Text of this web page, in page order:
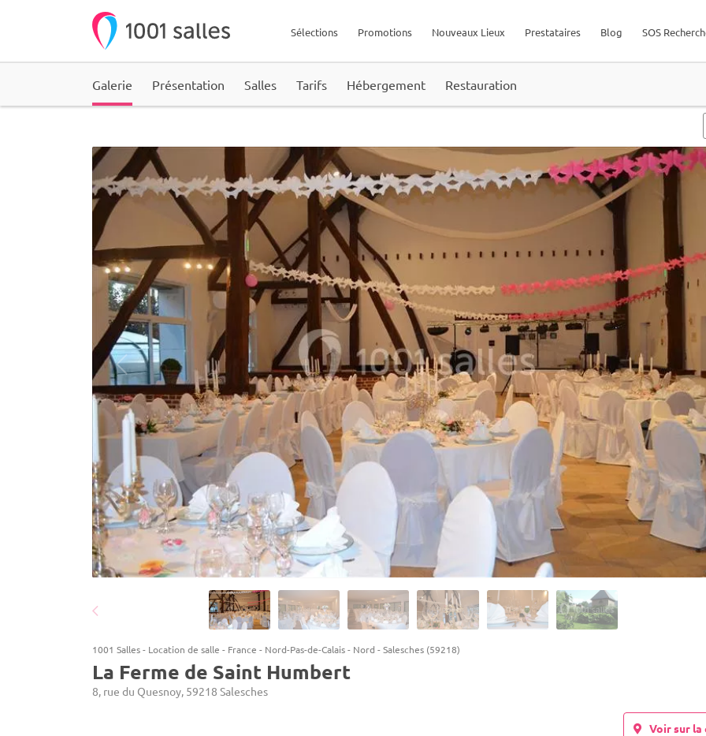
SOS
Blog
Prestataires
Nouveaux Lieux
Promotions
Sélections
Galerie Présentation Salles Tarifs Hébergement Restauration
1001 Salles- Location de salle - France - Nord-Pas-de-Calais- Nord -Salesches (59218)
La Ferme de Saint Humbert
8, rue du Quesnoy, 59218 Salesches
Voir sur la